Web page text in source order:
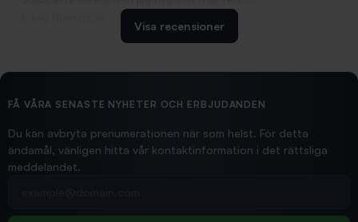
2026/02/19
Hittade exakt vad jag behövde. Snabb och bra...
Visa recensioner
FÅ VÅRA SENASTE NYHETER OCH ERBJUDANDEN
Du kan avbryta prenumerationen när som helst. För detta
ändamål, vänligen hitta vår kontaktinformation i det rättsliga
meddelandet.